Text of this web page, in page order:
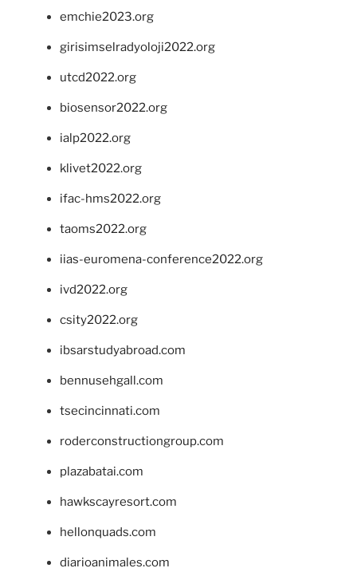
emchie2023.org
girisimselradyoloji2022.org
utcd2022.org
biosensor2022.org
ialp2022.org
klivet2022.org
ifac-hms2022.org
taoms2022.org
iias-euromena-conference2022.org
ivd2022.org
csity2022.org
ibsarstudyabroad.com
bennusehgall.com
tsecincinnati.com
roderconstructiongroup.com
plazabatai.com
hawkscayresort.com
hellonquads.com
diarioanimales.com